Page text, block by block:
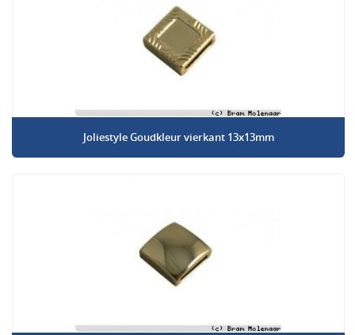
Joliestyle Goudkleur vierkant 13x13mm